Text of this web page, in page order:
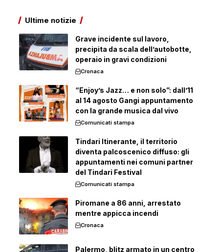
Ultime notizie
Grave incidente sul lavoro,
precipita da scala dell’autobotte,
operaio in gravi condizioni
Cronaca
“Enjoy’s Jazz… e non solo”: dall’11
al 14 agosto Gangi appuntamento
con la grande musica dal vivo
Comunicati stampa
Tindari Itinerante, il territorio
diventa palcoscenico diffuso: gli
appuntamenti nei comuni partner
del Tindari Festival
Comunicati stampa
Piromane a 86 anni, arrestato
mentre appicca incendi
Cronaca
Palermo, blitz armato in un centro